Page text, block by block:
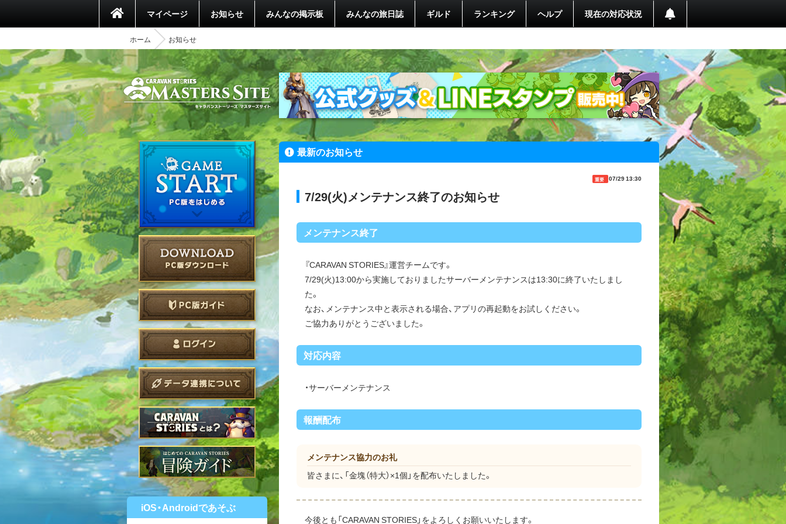
マイページ お知らせ みんなの掲示板 みんなの旅日誌 ギルド ランキング ヘルプ 現在の対応状況
ホーム お知らせ
iOS・Androidであそぶ
最新のお知らせ
重要 07/29 13:30
7/29(火)メンテナンス終了のお知らせ
メンテナンス終了
『CARAVAN STORIES』運営チームです。
7/29(火)13:00から実施しておりましたサーバーメンテナンスは13:30に終了いたしまし
た。
なお、メンテナンス中と表示される場合、アプリの再起動をお試しください。
ご協力ありがとうございました。
対応内容
・サーバーメンテナンス
報酬配布
メンテナンス協力のお礼
皆さまに、「金塊（特大）×1個」を配布いたしました。
今後とも「CARAVAN STORIES」をよろしくお願いいたします。